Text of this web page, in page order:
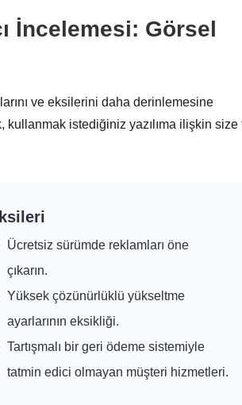
İncelemesi: Görsel
ve eksilerini daha derinlemesine
kullanmak istediğiniz yazılıma ilişkin size
Ücretsiz sürümde reklamları öne
çıkarın.
Yüksek çözünürlüklü yükseltme
ayarlarının eksikliği.
Tartışmalı bir geri ödeme sistemiyle
tatmin edici olmayan müşteri hizmetleri.